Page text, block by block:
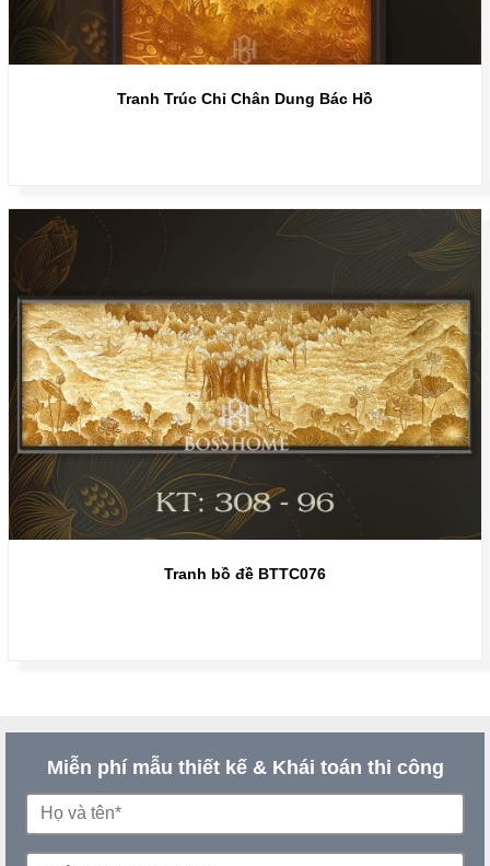
Tranh Trúc Chỉ Chân Dung Bác Hồ
Tranh bồ đề BTTC076
Miễn phí mẫu thiết kế & Khái toán thi công